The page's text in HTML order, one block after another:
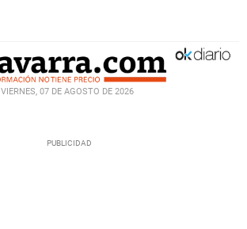
VIERNES, 07 DE AGOSTO DE 2026